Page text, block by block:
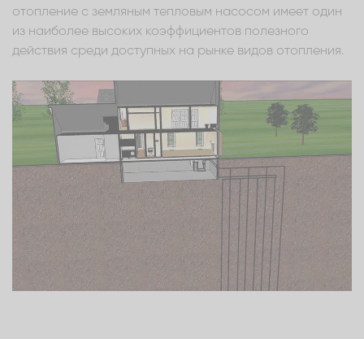
отопление с земляным тепловым насосом имеет один
из наиболее высоких коэффициентов полезного
действия среди доступных на рынке видов отопления.